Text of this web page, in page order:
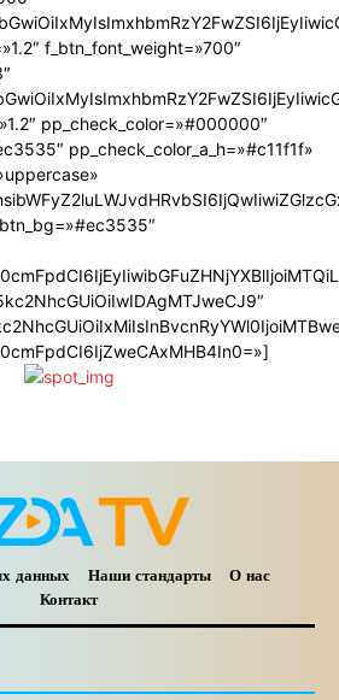
f_btn_font_weight=»700″
pp_check_color=»#000000″
pp_check_color_a_h=»#c11f1f»
данных Наши стандарты
О нас
Контакт